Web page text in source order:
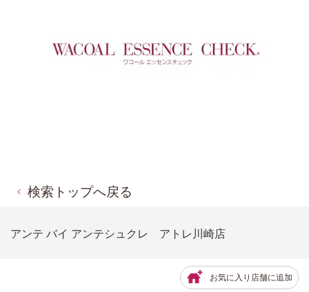
検索トップへ戻る
アンテ バイ アンテシュクレ アトレ川崎店
お気に入り店舗に追加